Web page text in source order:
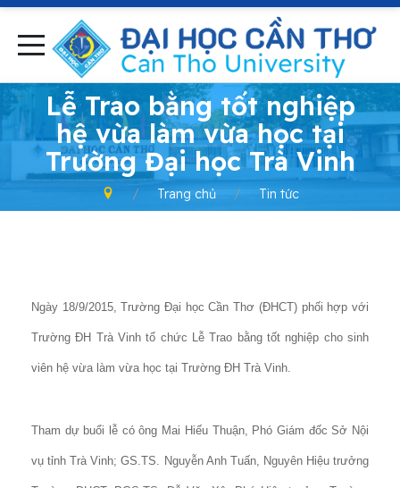
-
Lễ Trao bằng tốt nghiệp
hệ vừa làm vừa học tại
Trường Đại học Trà Vinh
Trang chủ Tin tức
Ngày 18/9/2015, Trường Đại học Cần Thơ (ĐHCT) phối hợp với
Trường ĐH Trà Vinh tổ chức Lễ Trao bằng tốt nghiệp cho sinh
viên hệ vừa làm vừa học tại Trường ĐH Trà Vinh.
Tham dự buổi lễ có ông Mai Hiếu Thuận, Phó Giám đốc Sở Nội
vụ tỉnh Trà Vinh; GS.TS. Nguyễn Anh Tuấn, Nguyên Hiệu trưởng